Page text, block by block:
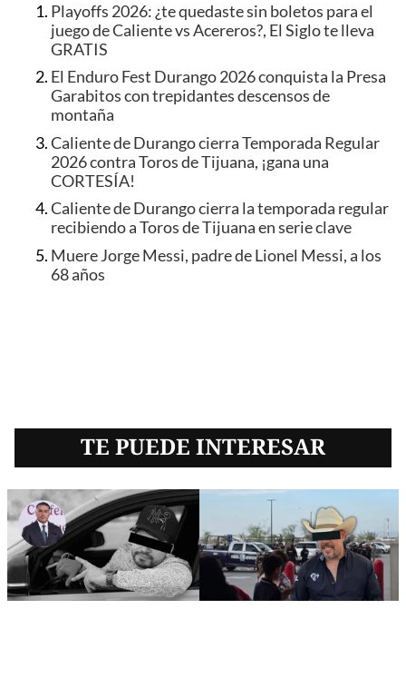
Playoffs 2026: ¿te quedaste sin boletos para el
juego de Caliente vs Acereros?, El Siglo te lleva
GRATIS
El Enduro Fest Durango 2026 conquista la Presa
Garabitos con trepidantes descensos de
montaña
Caliente de Durango cierra Temporada Regular
2026 contra Toros de Tijuana, ¡gana una
CORTESÍA!
Caliente de Durango cierra la temporada regular
recibiendo a Toros de Tijuana en serie clave
Muere Jorge Messi, padre de Lionel Messi, a los
68 años
TE PUEDE INTERESAR